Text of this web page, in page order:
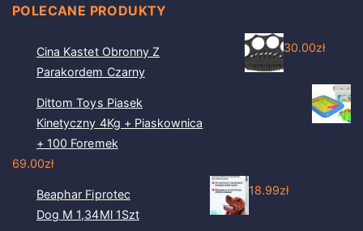
POLECANE PRODUKTY
Cina Kastet Obronny Z
Parakordem Czarny
30.00zł
Dittom Toys Piasek
Kinetyczny 4Kg + Piaskownica
+ 100 Foremek
69.00zł
Beaphar Fiprotec
Dog M 1,34Ml 1Szt
18.99zł